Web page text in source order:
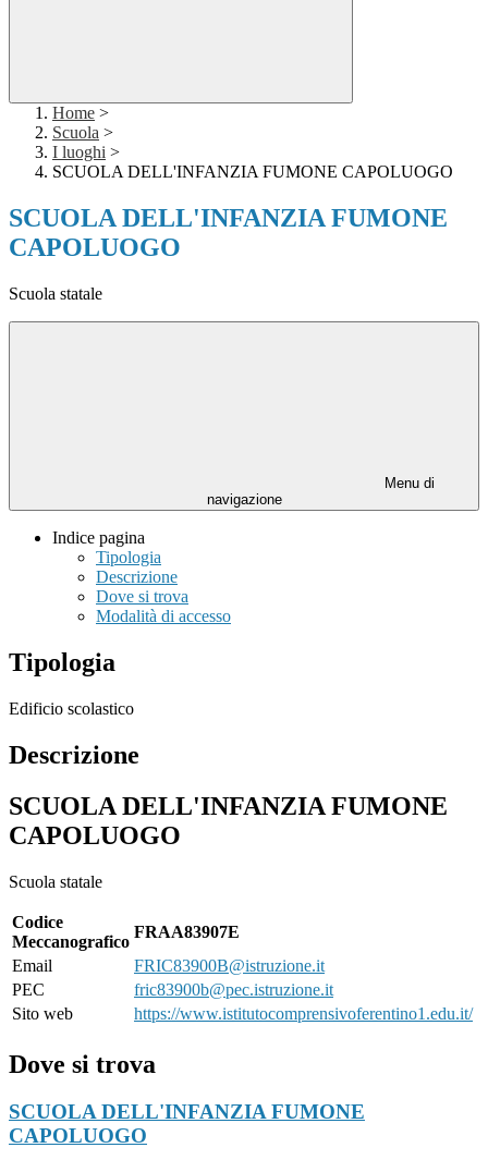
Home >
Scuola >
I luoghi >
SCUOLA DELL'INFANZIA FUMONE CAPOLUOGO
SCUOLA DELL'INFANZIA FUMONE
CAPOLUOGO
Scuola statale
Menu di
navigazione
Indice pagina
Tipologia
Descrizione
Dove si trova
Modalità di accesso
Tipologia
Edificio scolastico
Descrizione
SCUOLA DELL'INFANZIA FUMONE
CAPOLUOGO
Scuola statale
Codice
Meccanografico
FRAA83907E
Email
FRIC83900B@istruzione.it
PEC
fric83900b@pec.istruzione.it
Sito web
https://www.istitutocomprensivoferentino1.edu.it/
Dove si trova
SCUOLA DELL'INFANZIA FUMONE
CAPOLUOGO